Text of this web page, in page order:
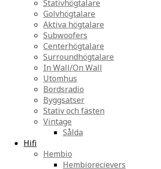
Stativhögtalare
Golvhögtalare
Aktiva högtalare
Subwoofers
Centerhögtalare
Surroundhögtalare
In Wall/On Wall
Utomhus
Bordsradio
Byggsatser
Stativ och fästen
Vintage
Sålda
Hifi
Hembio
Hembiorecievers